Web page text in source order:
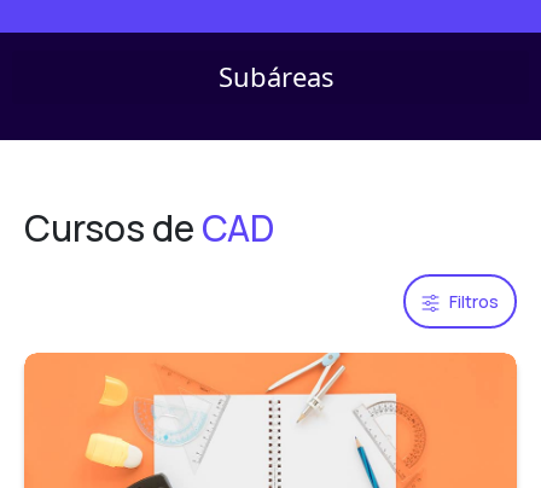
Subáreas
Menú
Cursos deCAD
Filtros